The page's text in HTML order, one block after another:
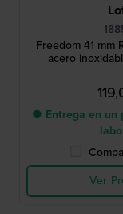
Freedom 41 mm
acero
● Entrega en un
Ver